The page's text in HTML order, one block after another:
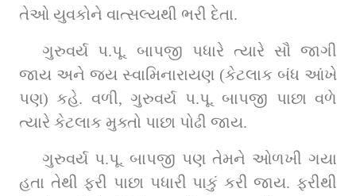
તેઓ યુવકોને વાત્સલ્યથી ભરી દેતા.
ગુરુવર્ય પ.પૂ. બાપજી પધારે ત્યારે સૌ જાગી
જાય અને જય સ્વામિનારાયણ (કેટલાક બંધ આંખે
પણ) કહે. વળી, ગુરુવર્ય પ.પૂ. બાપજી પાછા વળે
ત્યારે કેટલાક મુક્તો પાછા પોઢી જાય.
ગુરુવર્ય પ.પૂ. બાપજી પણ તેમને ઓળખી ગયા
હતા તેથી ફરી પાછા પધારી પાકું કરી જાય. ફરીથી